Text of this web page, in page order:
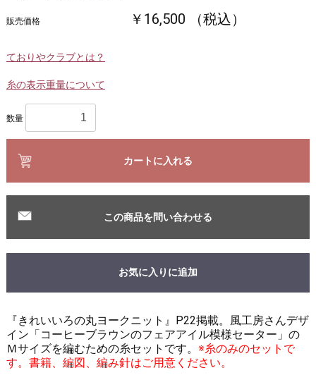
販売価格 ￥16,500 （税込）
ておりやクラブとは？
糸の表示重量について
数量
カートに入れる
この商品を問い合わせる
お気に入りに追加
『きれいいろの丸ヨークニット』P22掲載。風工房さんデザ
イン「コーヒーブラウンのフェアアイル模様セーター」の
Ｍサイズを編むための糸セットです。 ※糸のみのセットで
す。書籍、編図、編み針はご用意ください。